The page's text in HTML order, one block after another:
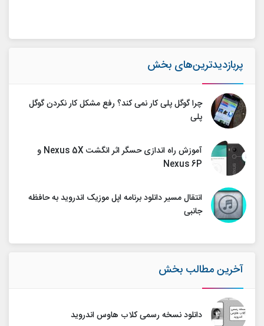
پربازدیدترین‌های بخش
چرا گوگل پلی کار نمی کند؟ رفع مشکل کار نکردن گوگل
پلی
آموزش راه اندازی حسگر اثر انگشت Nexus 5X و
Nexus 6P
انتقال مسیر دانلود برنامه اپل موزیک اندروید به حافظه
جانبی
آخرین مطالب بخش
دانلود نسخه رسمی کلاب هاوس اندروید